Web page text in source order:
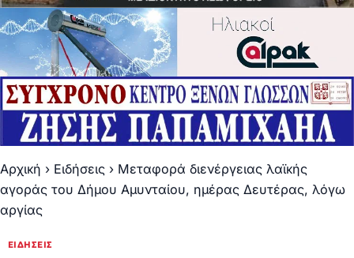
Αρχική › Ειδήσεις › Μεταφορά διενέργειας λαϊκής
αγοράς του Δήμου Αμυνταίου, ημέρας Δευτέρας, λόγω
αργίας
ΕΙΔΉΣΕΙΣ